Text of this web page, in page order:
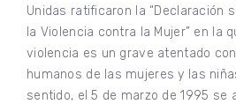
Unidas ratificaron la “Declaración
la Violencia contra la Mujer” en la
violencia es un grave atentado
humanos de las mujeres y las
sentido, el 5 de marzo de 1995 se